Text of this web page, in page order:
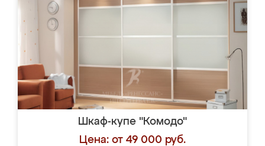
Шкаф-купе "Комодо"
Цена: от 49 000 руб.